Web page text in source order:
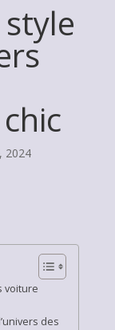
2024
voiture
des